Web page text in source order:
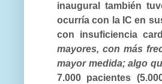
inaugural también
ocurría con la IC en
con insuficiencia
mayores, con más
mayor medida; algo
7.000 pacientes